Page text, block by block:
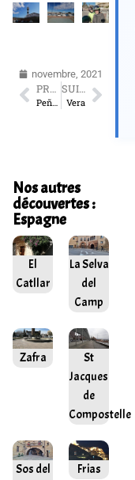
novembre, 2021
PRÉCÉDENT
Peñíscola
SUIVANT
Vera
Nos autres
découvertes :
Espagne
El
Catllar
La Selva
del
Camp
Zafra
St
Jacques
de
Compostelle
Sos del
Frias